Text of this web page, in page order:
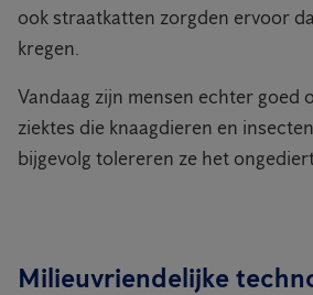
ook straatkatten zorgden ervoor
kregen.
Vandaag zijn mensen echter goed
ziektes die knaagdieren en
bijgevolg tolereren ze het
Milieuvriendelijke